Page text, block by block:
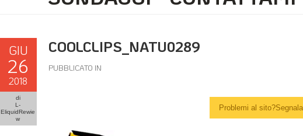
GIU
26
2018
di
L-
EliquidRewie
w
COOLCLIPS_NATU0289
PUBBLICATO IN
Problemi al